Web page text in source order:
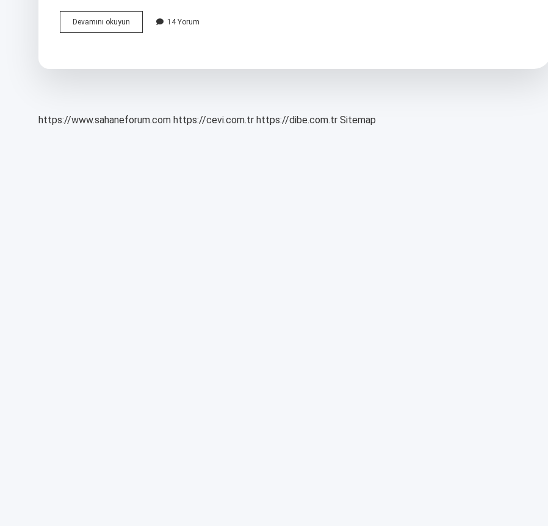
Devamını okuyun
yüzyılda
14 Yorum
https://www.sahaneforum.com https://cevi.com.tr https://dibe.com.tr Sitemap